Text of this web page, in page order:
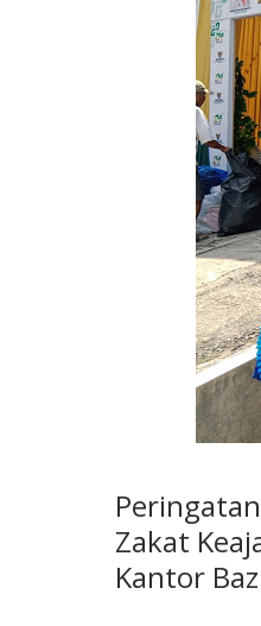
Zakat
Kantor